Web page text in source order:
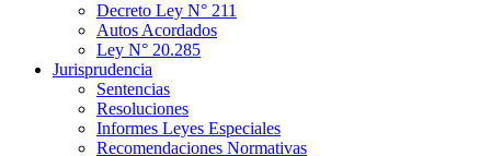
Decreto Ley N° 211
Autos Acordados
Ley N° 20.285
Jurisprudencia
Sentencias
Resoluciones
Informes Leyes Especiales
Recomendaciones Normativas